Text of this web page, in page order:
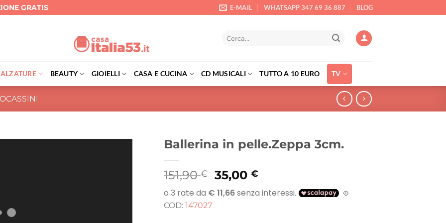
GRATIS E-MAIL WHATSAPP 347 69 36 887 BLOG
BEAUTY GIOIELLI CASA E CUCINA CD MUSICALI TUTTO A 10 EURO TV
Ballerina in pelle.Zeppa 3cm.
151,90€
Il
prezzo
originale
35,00€
prezzo
attuale
COD: 147027